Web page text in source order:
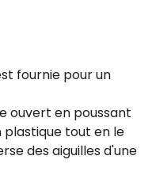
fournie pour un
ouvert en poussant
plastique tout en le
des aiguilles d'une